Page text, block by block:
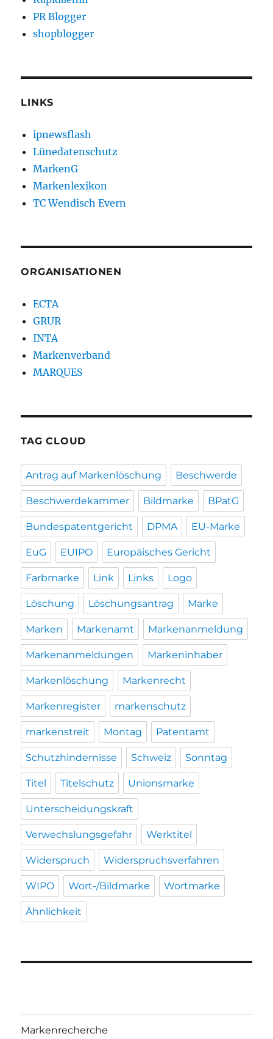
PR Blogger
shopblogger
LINKS
ipnewsflash
Lünedatenschutz
MarkenG
Markenlexikon
TC Wendisch Evern
ORGANISATIONEN
ECTA
GRUR
INTA
Markenverband
MARQUES
TAG CLOUD
Antrag auf Markenlöschung Beschwerde
Beschwerdekammer Bildmarke BPatG
Bundespatentgericht DPMA EU-Marke
EuG EUIPO Europäisches Gericht
Farbmarke Link Links Logo
Löschung Löschungsantrag Marke
Marken Markenamt Markenanmeldung
Markenanmeldungen Markeninhaber
Markenlöschung Markenrecht
Markenregister markenschutz
markenstreit Montag Patentamt
Schutzhindernisse Schweiz Sonntag
Titel Titelschutz Unionsmarke
Unterscheidungskraft
Verwechslungsgefahr Werktitel
Widerspruch Widerspruchsverfahren
WIPO Wort-/Bildmarke Wortmarke
Ähnlichkeit
Markenrecherche